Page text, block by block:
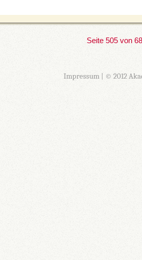
Seite 505 von
Impressum| © 2012